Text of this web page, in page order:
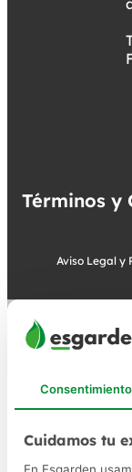
Términos y
Aviso Legal y
Consentimiento
Cuidamos tu
En Esgarden